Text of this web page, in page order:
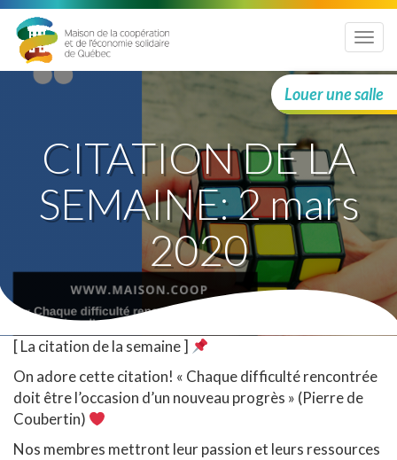
Menu
Louer une salle
CITATION DE LA
SEMAINE: 2 mars
2020
[ La citation de la semaine ]
On adore cette citation! « Chaque difficulté rencontrée
doit être l’occasion d’un nouveau progrès » (Pierre de
Coubertin)
Nos membres mettront leur passion et leurs ressources